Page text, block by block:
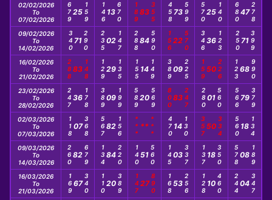
02/02/2026
To
07/02/2026
679 25 159 146 13 670 189 83 355 458 73599 570 25 140 680 47278
09/02/2026
To
14/02/2026
340 71290 235 02 147 288 84 590 156 22 570 346 36 123 250 71399
16/02/2026
To
21/02/2026
288 83 148 129 29 135 155 14 149 389 09 225 159 50 226 123 68 990
23/02/2026
To
28/02/2026
247 36 178 389 09 199 589 20 569 80083 247 280 01 560 566 79379
02/03/2026
To
07/03/2026
118 07368 56782 156 *** ** *** 470 14 130 357 50 334 560 18 134
09/03/2026
To
14/03/2026
26082 679 134 84 220 140 51 560 145 03 337 137 18 350 578 08 189
16/03/2026
To
21/03/2026
16967340 110 20 389 147 27890 16853 256 128 10 460 244 04 347